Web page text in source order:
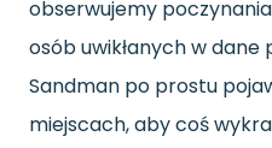
obserwujemy
osób uwikłanych w
Sandman po prostu
miejscach, aby coś